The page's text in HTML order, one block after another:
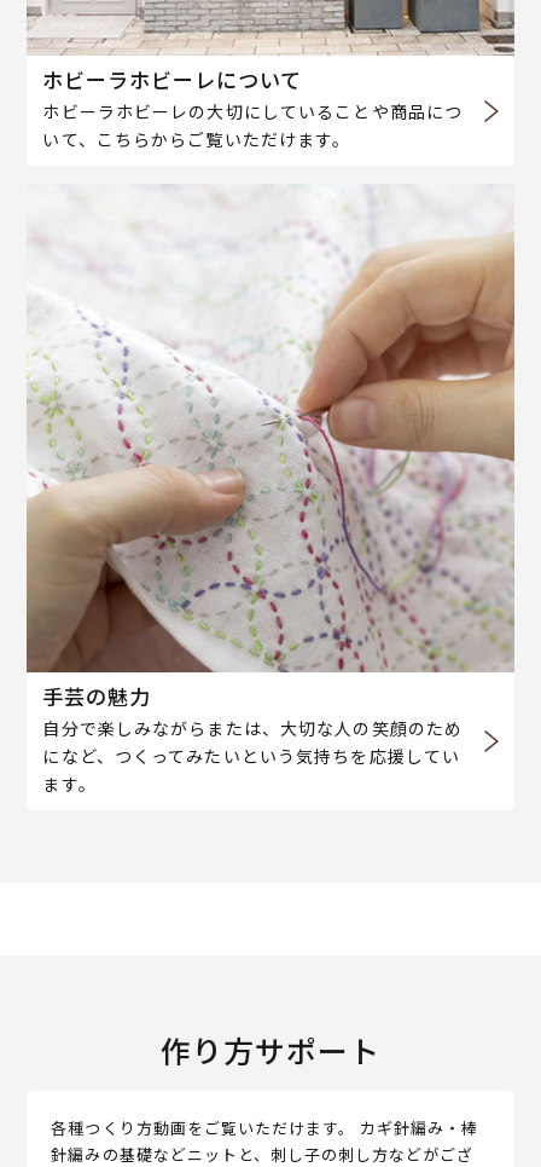
ホビーラホビーレについて
ホビーラホビーレの大切にしていることや商品につ
いて、こちらからご覧いただけます。
手芸の魅力
自分で楽しみながらまたは、大切な人の笑顔のため
になど、つくってみたいという気持ちを応援してい
ます。
作り方サポート
各種つくり方動画をご覧いただけます。 カギ針編み・棒
針編みの基礎などニットと、刺し子の刺し方などがござ